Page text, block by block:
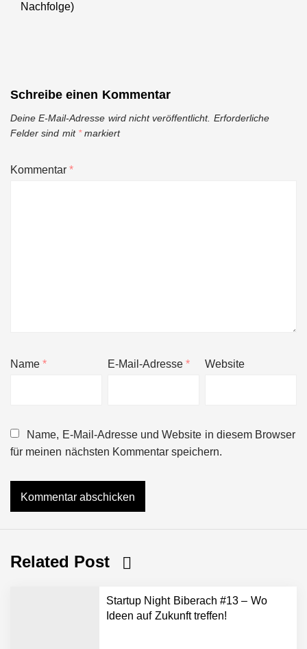
post:
Nachfolge)
Schreibe einen Kommentar
Deine E-Mail-Adresse wird nicht veröffentlicht. Erforderliche
Felder sind mit *markiert
Kommentar*
Name* E-Mail-Adresse* Website
Name, E-Mail-Adresse und Website in diesem Browser
für meinen nächsten Kommentar speichern.
Related Post
Startup Night Biberach #13 – Wo
Ideen auf Zukunft treffen!